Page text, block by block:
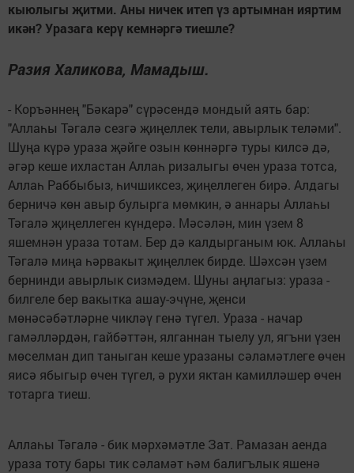
кыюлыгы җитми. Аны ничек итеп үз артымнан ияртим
икән? Уразага керү кемнәргә тиешле?
Разия Халикова, Мамадыш.
- Коръәннең "Бәкарә" сүрәсендә мондый аять бар:
"Аллаһы Тәгалә сезгә җиңеллек тели, авырлык теләми".
Шуңа күрә ураза җәйге озын көннәргә туры килсә дә,
әгәр кеше ихластан Аллаһ ризалыгы өчен ураза тотса,
Аллаһ Раббыбыз, һичшиксез, җиңеллеген бирә. Алдагы
берничә көн авыр булырга мөмкин, ә аннары Аллаһы
Тәгалә җиңеллеген күндерә. Мәсәлән, мин үзем 8
яшемнән ураза тотам. Бер дә калдырганым юк. Аллаһы
Тәгалә миңа һәрвакыт җиңеллек бирде. Шәхсән үзем
бернинди авырлык сизмәдем. Шуны аңлагыз: ураза -
билгеле бер вакытка ашау-эчүне, җенси
мөнәсәбәтләрне чикләү генә түгел. Ураза - начар
гамәлләрдән, гайбәттән, ялганнан тыелу ул, ягъни үзен
мөселман дип таныган кеше уразаны сәламәтлеге өчен
яисә ябыгыр өчен түгел, ә рухи яктан камилләшер өчен
тотарга тиеш.
Аллаһы Тәгалә - бик мәрхәмәтле Зат. Рамазан аенда
ураза тоту бары тик сәламәт һәм балигълык яшенә